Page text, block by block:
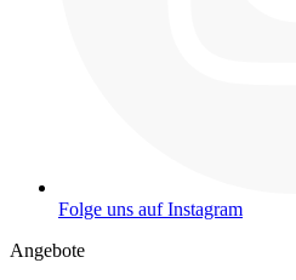
Folge uns auf Instagram
Angebote